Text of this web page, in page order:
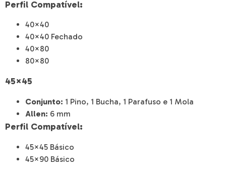
Perfil Compatível:
40×40
40×40 Fechado
40×80
80×80
45×45
Conjunto: 1 Pino, 1 Bucha, 1 Parafuso e 1 Mola
Allen: 6 mm
Perfil Compatível:
45×45 Básico
45×90 Básico